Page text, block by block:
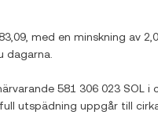
, med en minskning av
dagarna.
581 306 023 SOL i
utspädning uppgår till